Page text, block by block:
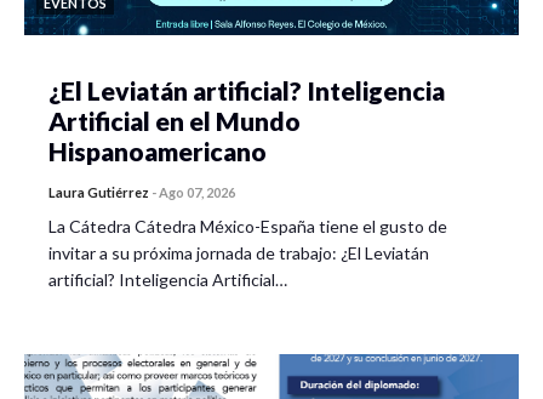
EVENTOS
¿El Leviatán artificial? Inteligencia
Artificial en el Mundo
Hispanoamericano
Laura Gutiérrez -Ago 07, 2026
La Cátedra Cátedra México-España tiene el gusto de
invitar a su próxima jornada de trabajo: ¿El Leviatán
artificial? Inteligencia Artificial…